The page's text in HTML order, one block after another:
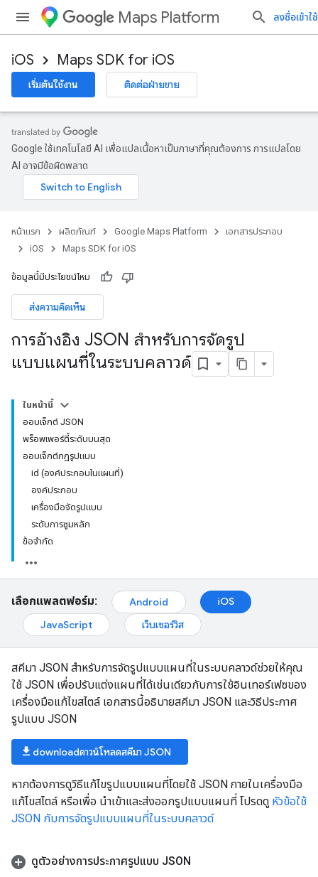
Maps Platform ลงชื่อเข้าใช้
iOS Maps SDK for iOS
เริ่มต้นใช้งาน ติดต่อฝ่ายขาย
Google ใช้เทคโนโลยี AI เพื่อแปลเนื้อหาเป็นภาษาที่คุณต้องการ การแปลโดย
AI อาจมีข้อผิดพลาด
หน้าแรก ผลิตภัณฑ์ Google Maps Platform
เอกสารประกอบ
iOS
Maps SDK for iOS
ข้อมูลนี้มีประโยชน์ไหม
ส่งความคิดเห็น
การอ้างอิง JSON สำหรับการจัดรูป
แบบแผนที่ในระบบคลาวด์
ในหน้านี้
ออบเจ็กต์ JSON
พร็อพเพอร์ตี้ระดับบนสุด
ออบเจ็กต์กฎรูปแบบ
id (องค์ประกอบในแผนที่)
องค์ประกอบ
เครื่องมือจัดรูปแบบ
ระดับการซูมหลัก
ข้อจำกัด
เลือกแพลตฟอร์ม: Android
iOS
JavaScript
เว็บเซอร์วิส
สคีมา JSON สำหรับการจัดรูปแบบแผนที่ในระบบคลาวด์ช่วยให้คุณ
ใช้ JSON เพื่อปรับแต่งแผนที่ได้เช่นเดียวกับการใช้อินเทอร์เฟซของ
เครื่องมือแก้ไขสไตล์ เอกสารนี้อธิบายสคีมา JSON และวิธีประกาศ
รูปแบบ JSON
download downloadดาวน์โหลดสคีมา JSON
หากต้องการดูวิธีแก้ไขรูปแบบแผนที่โดยใช้ JSON ภายในเครื่องมือ
แก้ไขสไตล์ หรือเพื่อ นำเข้าและส่งออกรูปแบบแผนที่ โปรดดู หัวข้อใช้
JSON กับการจัดรูปแบบแผนที่ในระบบคลาวด์
ดูตัวอย่างการประกาศรูปแบบ JSON